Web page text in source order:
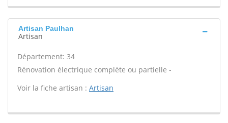
Artisan Paulhan
Artisan
Département: 34
Rénovation électrique complète ou partielle -
Voir la fiche artisan : Artisan